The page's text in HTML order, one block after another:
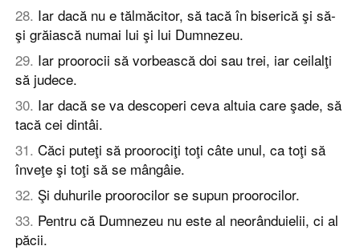
28. Iar dacă nu e tălmăcitor, să tacă în biserică şi să-
şi grăiască numai lui şi lui Dumnezeu.
29. Iar proorocii să vorbească doi sau trei, iar ceilalţi
să judece.
30. Iar dacă se va descoperi ceva altuia care şade, să
tacă cei dintâi.
31. Căci puteţi să proorociţi toţi câte unul, ca toţi să
înveţe şi toţi să se mângâie.
32. Şi duhurile proorocilor se supun proorocilor.
33. Pentru că Dumnezeu nu este al neorânduielii, ci al
păcii.